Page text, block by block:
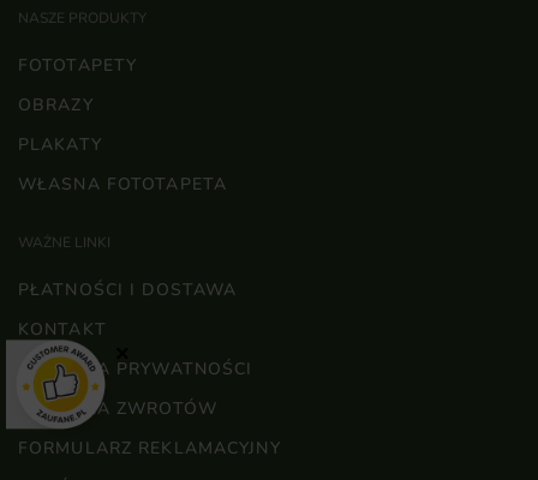
NASZE PRODUKTY
FOTOTAPETY
OBRAZY
PLAKATY
WŁASNA FOTOTAPETA
WAŻNE LINKI
PŁATNOŚCI I DOSTAWA
KONTAKT
POLITYKA PRYWATNOŚCI
POLITYKA ZWROTÓW
FORMULARZ REKLAMACYJNY